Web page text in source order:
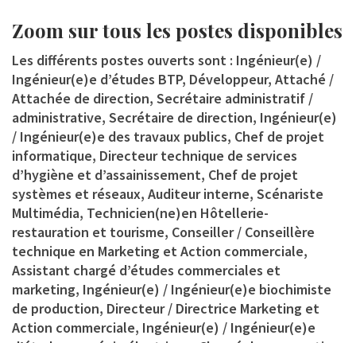
Zoom sur tous les postes disponibles
Les différents postes ouverts sont : Ingénieur(e) /
Ingénieur(e)e d’études BTP, Développeur, Attaché /
Attachée de direction, Secrétaire administratif /
administrative, Secrétaire de direction, Ingénieur(e)
/ Ingénieur(e)e des travaux publics, Chef de projet
informatique, Directeur technique de services
d’hygiène et d’assainissement, Chef de projet
systèmes et réseaux, Auditeur interne, Scénariste
Multimédia, Technicien(ne)en Hôtellerie-
restauration et tourisme, Conseiller / Conseillère
technique en Marketing et Action commerciale,
Assistant chargé d’études commerciales et
marketing, Ingénieur(e) / Ingénieur(e)e biochimiste
de production, Directeur / Directrice Marketing et
Action commerciale, Ingénieur(e) / Ingénieur(e)e